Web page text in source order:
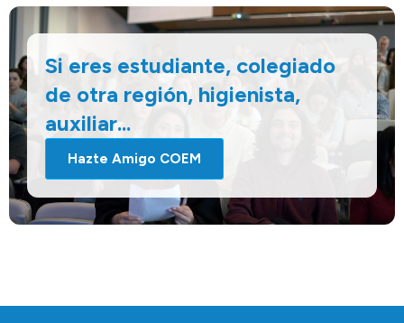
Si eres estudiante, colegiado
de otra región, higienista,
auxiliar...
Hazte Amigo COEM